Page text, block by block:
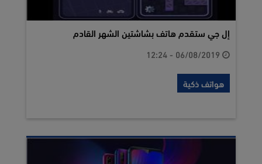
إل جي ستقدم هاتف بشاشتين الشهر القادم
هواتف ذكية